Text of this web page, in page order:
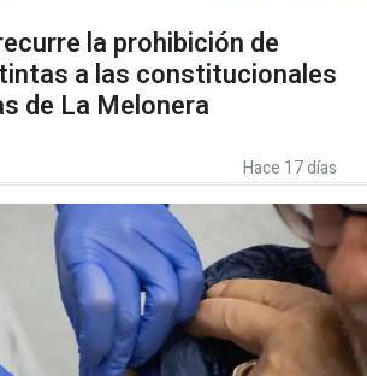
la prohibición de
a las constitucionales
de La Melonera
Hace 17 días